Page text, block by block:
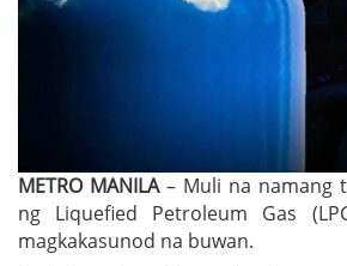
METRO MANILA – Muli na namang
ng Liquefied Petroleum Gas
magkakasunod na buwan.